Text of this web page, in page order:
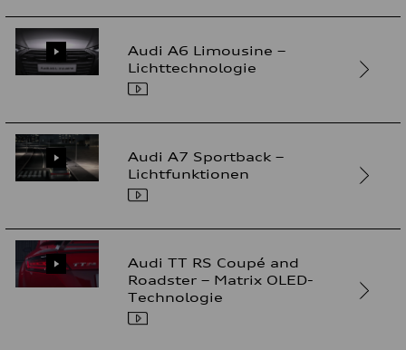
Audi A6 Limousine –
Lichttechnologie
Audi A7 Sportback –
Lichtfunktionen
Audi TT RS Coupé and
Roadster – Matrix OLED-
Technologie